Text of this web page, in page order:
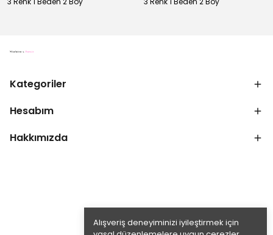
Alışveriş deneyiminizi iyileştirmek için
Kategoriler
Hesabım
Hakkımızda